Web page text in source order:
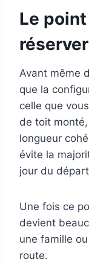
Le
réserver
Avant même
que la
celle que
de toit
longueur
évite la
jour du
Une fois ce
devient
une famille
route.